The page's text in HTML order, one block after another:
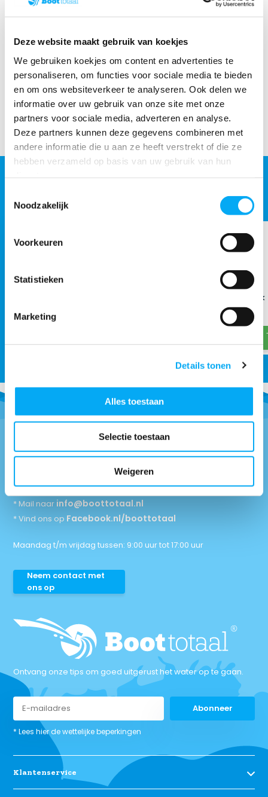
Deze website maakt gebruik van koekjes
We gebruiken koekjes om content en advertenties te
personaliseren, om functies voor sociale media te bieden
en om ons websiteverkeer te analyseren. Ook delen we
informatie over uw gebruik van onze site met onze
partners voor sociale media, adverteren en analyse.
Deze partners kunnen deze gegevens combineren met
andere informatie die u aan ze heeft verstrekt of die ze
hebben verzameld op basis van uw gebruik van hun
Noodzakelijk
Voorkeuren
Statistieken
Marketing
Details tonen
Alles toestaan
Selectie toestaan
Weigeren
Productomschrijving
Specificaties
Delen
ACCESSOIRES
€ 25,99
RVS vlaggenstok
€ 43,95 € 26,77
Vragen of advies nodig?
* Bel naar0418-514018
* Mail naar info@boottotaal.nl
* Vind ons op Facebook.nl/boottotaal
Maandag t/m vrijdag tussen: 9:00 uur tot 17:00 uur
Neem contact met
ons op
Ontvang onze tips om goed uitgerust het water op te gaan.
Abonneer
* Lees hier de wettelijke beperkingen
Klantenservice